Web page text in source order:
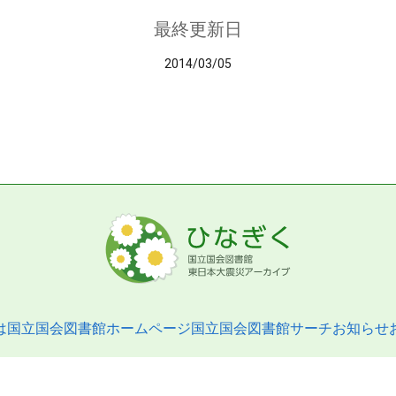
最終更新日
2014/03/05
国立国会図書館ホームページ国立国会図書館サーチお知らせ